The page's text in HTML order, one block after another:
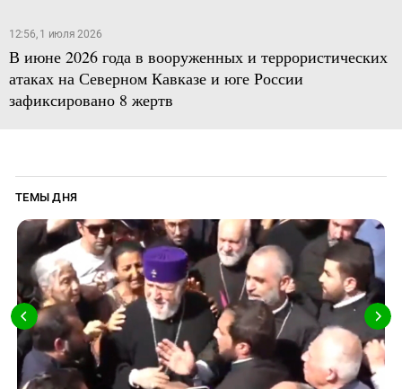
12:56, 1 июля 2026
В июне 2026 года в вооруженных и террористических
атаках на Северном Кавказе и юге России
зафиксировано 8 жертв
ТЕМЫ ДНЯ